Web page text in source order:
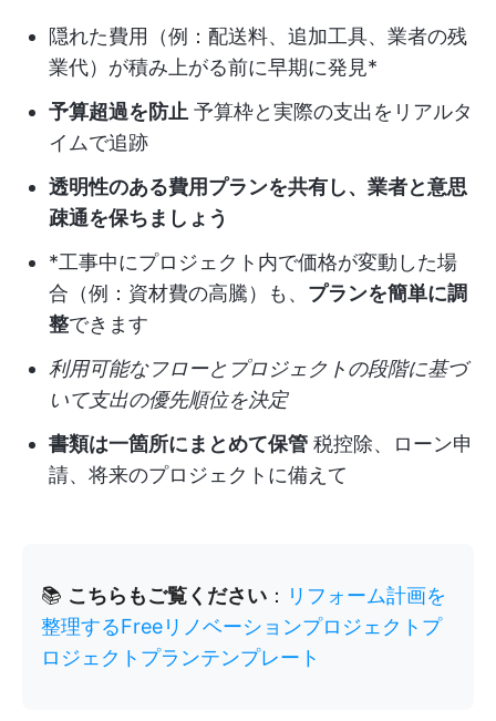
隠れた費用（例：配送料、追加工具、業者の残
業代）が積み上がる前に早期に発見*
予算超過を防止 予算枠と実際の支出をリアルタ
イムで追跡
透明性のある費用プランを共有し、業者と意思
疎通を保ちましょう
*工事中にプロジェクト内で価格が変動した場
合（例：資材費の高騰）も、 プランを簡単に調
整できます
利用可能なフローとプロジェクトの段階に基づ
いて支出の優先順位を決定
書類は一箇所にまとめて保管 税控除、ローン申
請、将来のプロジェクトに備えて
📚 こちらもご覧ください ： リフォーム計画を
整理するFreeリノベーションプロジェクトプ
ロジェクトプランテンプレート